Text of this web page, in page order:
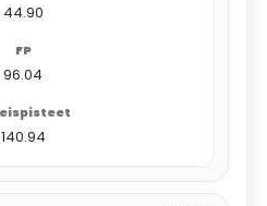
44.90
96.04
140.94